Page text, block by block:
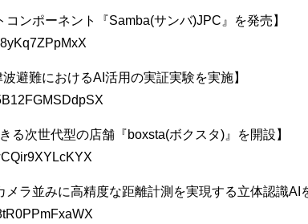
ンポーネント『Samba(サンバ)JPC』を発売】
避難におけるAI活用の実証実験を実施】
る次世代型の店舗『boxsta(ボクスタ)』を開設】
メラ並みに高精度な距離計測を実現する立体認識AI